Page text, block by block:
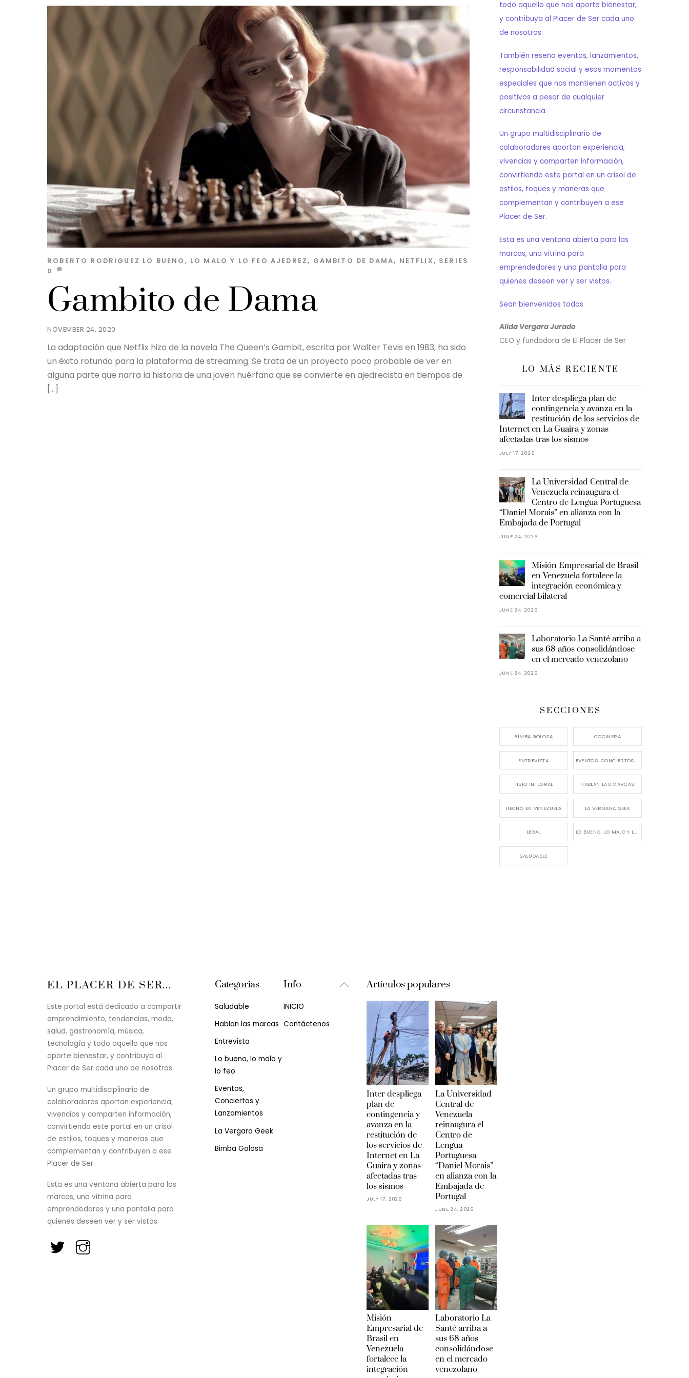
NOVEMBER 24, 2020
Gambito de Dama
ROBERTO RODRIGUEZ LO BUENO, LO MALO Y LO FEO AJEDREZ, GAMBITO DE DAMA, NETFLIX, SERIES
0
La adaptación que Netflix hizo de la novela The Queen’s Gambit, escrita por Walter Tevis en 1983, ha sido
un éxito rotundo para la plataforma de streaming. Se trata de un proyecto poco probable de ver en
alguna parte que narra la historia de una joven huérfana que se convierte en ajedrecista en tiempos de
[…]
todo aquello que nos aporte bienestar,
y contribuya al Placer de Ser cada uno
de nosotros.
También reseña eventos, lanzamientos,
responsabilidad social y esos momentos
especiales que nos mantienen activos y
positivos a pesar de cualquier
circunstancia.
Un grupo multidisciplinario de
colaboradores aportan experiencia,
vivencias y comparten información,
convirtiendo este portal en un crisol de
estilos, toques y maneras que
complementan y contribuyen a ese
Placer de Ser.
Esta es una ventana abierta para las
marcas, una vitrina para
emprendedores y una pantalla para
quienes deseen ver y ser vistos.
Sean bienvenidos todos
Alida Vergara Jurado
CEO y fundadora de El Placer de Ser
LO MÁS RECIENTE
Inter despliega plan de
contingencia y avanza en la
restitución de los servicios de
Internet en La Guaira y zonas
afectadas tras los sismos
JULY 17, 2026
La Universidad Central de
Venezuela reinaugura el
Centro de Lengua Portuguesa
“Daniel Morais” en alianza con la
Embajada de Portugal
JUNE 24, 2026
Misión Empresarial de Brasil
en Venezuela fortalece la
integración económica y
comercial bilateral
JUNE 24, 2026
Laboratorio La Santé arriba a
sus 68 años consolidándose
en el mercado venezolano
JUNE 24, 2026
SECCIONES
BIMBA GOLOSA COCINERA
ENTREVISTA
FISIO INTEGRAL HABLAN LAS MARCAS
HECHO EN VENEZUELA LA VERGARA GEEK
LEGAL LO BUENO, LO MALO Y LO FEO
SALUDABLE
Back
EL PLACER DE SER...
Este portal está dedicado a compartir
emprendimiento, tendencias, moda,
salud, gastronomía, música,
tecnología y todo aquello que nos
aporte bienestar, y contribuya al
Placer de Ser cada uno de nosotros.
Un grupo multidisciplinario de
colaboradores aportan experiencia,
vivencias y comparten información,
convirtiendo este portal en un crisol
de estilos, toques y maneras que
complementan y contribuyen a ese
Placer de Ser.
Esta es una ventana abierta para las
marcas, una vitrina para
emprendedores y una pantalla para
quienes deseen ver y ser vistos
Categorias
Saludable
Hablan las marcas
Entrevista
Lo bueno, lo malo y
lo feo
Eventos,
Conciertos y
Lanzamientos
La Vergara Geek
Bimba Golosa
Info
INICIO
Contáctenos
Artículos populares
Inter despliega
plan de
contingencia y
avanza en la
restitución de
los servicios de
Internet en La
Guaira y zonas
afectadas tras
los sismos
JULY 17, 2026
La Universidad
Central de
Venezuela
reinaugura el
Centro de
Lengua
Portuguesa
“Daniel Morais”
en alianza con la
Embajada de
Portugal
JUNE 24, 2026
Misión
Empresarial de
Brasil en
Venezuela
fortalece la
integración
Laboratorio La
Santé arriba a
sus 68 años
consolidándose
en el mercado
venezolano